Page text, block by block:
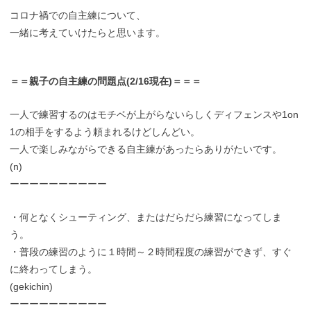
コロナ禍での自主練について、
一緒に考えていけたらと思います。
＝＝親子の自主練の問題点(2/16現在)＝＝＝
一人で練習するのはモチベが上がらないらしくディフェンスや1on
1の相手をするよう頼まれるけどしんどい。
一人で楽しみながらできる自主練があったらありがたいです。
(n)
ーーーーーーーーーー
・何となくシューティング、またはだらだら練習になってしま
う。
・普段の練習のように１時間～２時間程度の練習ができず、すぐ
に終わってしまう。
(gekichin)
ーーーーーーーーーー